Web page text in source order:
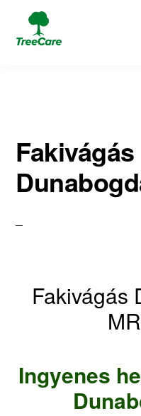
Skip
WordPress
oldal
Fakivágás
Fakivágás
Ingyenes